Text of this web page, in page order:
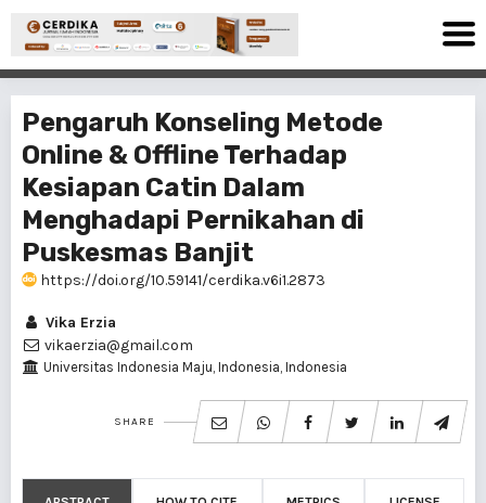
Pengaruh Konseling Metode
Online & Offline Terhadap
Kesiapan Catin Dalam
Menghadapi Pernikahan di
Puskesmas Banjit
https://doi.org/10.59141/cerdika.v6i1.2873
Vika Erzia
vikaerzia@gmail.com
Universitas Indonesia Maju, Indonesia, Indonesia
SHARE